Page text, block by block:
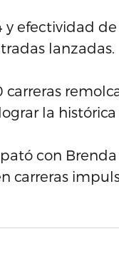
y efectividad
lanzadas.
la histórica
con
carreras